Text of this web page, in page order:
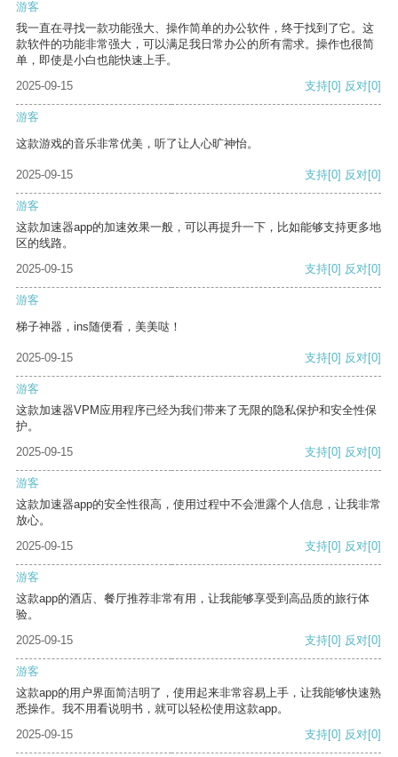
游客
我一直在寻找一款功能强大、操作简单的办公软件，终于找到了它。这
款软件的功能非常强大，可以满足我日常办公的所有需求。操作也很简
单，即使是小白也能快速上手。
2025-09-15
支持[0] 反对[0]
游客
这款游戏的音乐非常优美，听了让人心旷神怡。
2025-09-15 支持[0] 反对[0]
游客
这款加速器app的加速效果一般，可以再提升一下，比如能够支持更多地
区的线路。
2025-09-15
支持[0] 反对[0]
游客
梯子神器，ins随便看，美美哒！
2025-09-15 支持[0] 反对[0]
游客
这款加速器VPM应用程序已经为我们带来了无限的隐私保护和安全性保
护。
2025-09-15
支持[0] 反对[0]
游客
这款加速器app的安全性很高，使用过程中不会泄露个人信息，让我非常
放心。
2025-09-15
支持[0] 反对[0]
游客
这款app的酒店、餐厅推荐非常有用，让我能够享受到高品质的旅行体
验。
2025-09-15
支持[0] 反对[0]
游客
这款app的用户界面简洁明了，使用起来非常容易上手，让我能够快速熟
悉操作。我不用看说明书，就可以轻松使用这款app。
2025-09-15
支持[0] 反对[0]